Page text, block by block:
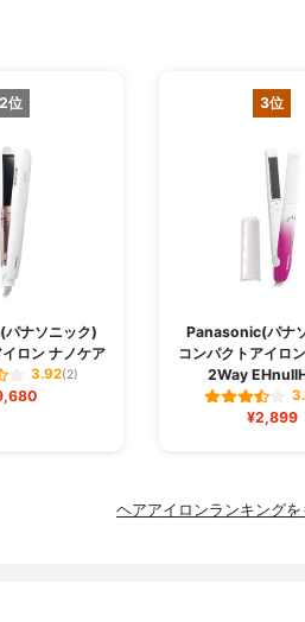
2位
ナソニック)
ロン ナノケア
3.92(2)
3位
Panasonic(パナ
コンパクトアイロ
2Way
¥2,899
ヘアアイロンランキングを